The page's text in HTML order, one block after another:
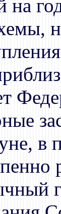
на
в